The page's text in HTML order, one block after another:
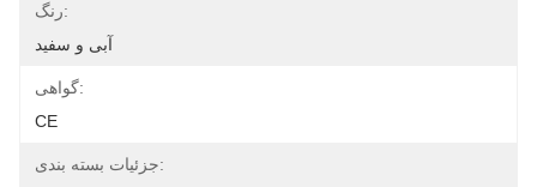
رنگ:
آبی و سفید
گواهی:
CE
جزئیات بسته بندی: